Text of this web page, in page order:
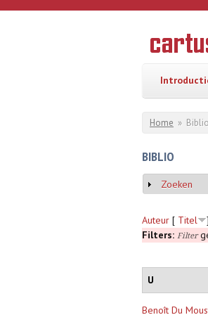
Overslaan en naar de inhoud gaan
Geschiedenis
van de
U bent
Home » Biblio
BIBLIO
Zoeken
Auteur [ Titel ]
Filters: Filter
U
Benoît Du